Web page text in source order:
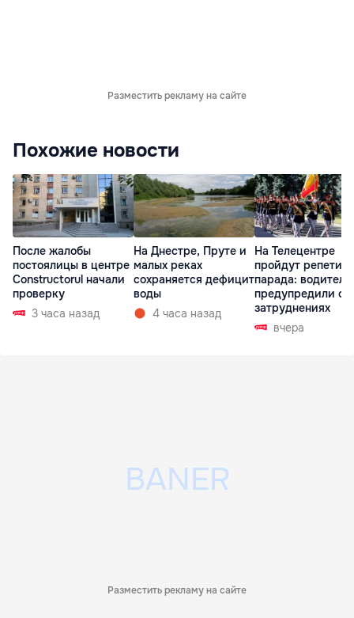
Разместить рекламу на сайте
Похожие новости
После жалобы
постоялицы в центре
Constructorul начали
проверку
3 часа назад
На Днестре, Пруте и
малых реках
сохраняется дефицит
воды
4 часа назад
На Телецентре
пройдут
парада:
предупредили о
затруднениях
вчера
Разместить рекламу на сайте